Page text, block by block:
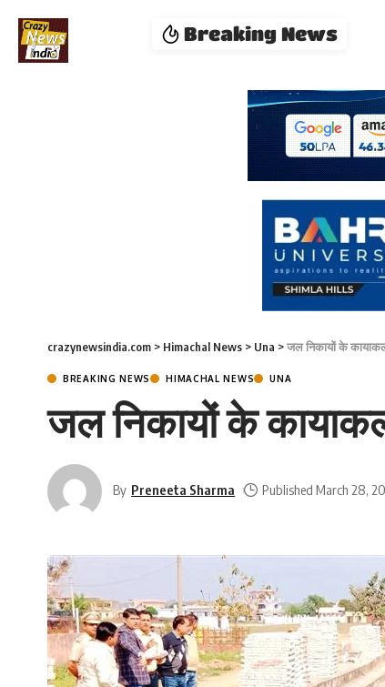
Breaking News
crazynewsindia.com > Himachal News > Una >जल निकायों के
BREAKING NEWS HIMACHAL NEWS UNA
जल निकायों के
By Preneeta Sharma Published March 28,